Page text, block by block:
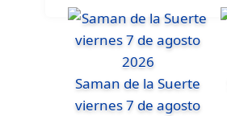
Saman de la Suerte
viernes 7 de agosto